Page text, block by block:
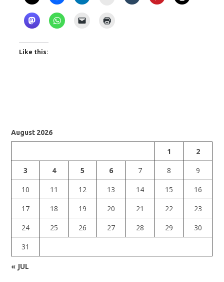
Like this:
August 2026
1
2
3
4 5 6 7 8
9
10
11 12 13 14 15
16
17
18 19 20 21 22
23
24
25 26 27 28 29
30
31
« JUL